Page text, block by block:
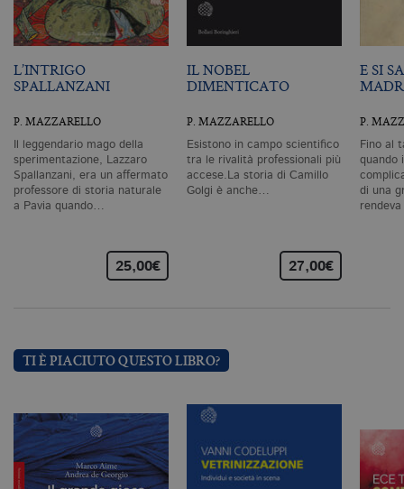
L’INTRIGO
SPALLANZANI
P. MAZZARELLO
Il leggendario mago della
sperimentazione, Lazzaro
Spallanzani, era un affermato
professore di storia naturale
a Pavia quando…
25,00€
IL NOBEL
DIMENTICATO
P. MAZZARELLO
Esistono in campo scientifico
tra le rivalità professionali più
accese.La storia di Camillo
Golgi è anche…
27,00€
E SI
P.
Fino al
quando
di una
TI È PIACIUTO QUESTO LIBRO?
sito Web non può essere utilizzato
correttamente senza i cookie
strettamente necessari. Col rispetto
cookie analitici sono equiparati ai
tecnici e dunque non necessitano del
Dominio Scadenza
CookieScriptConsent
.bollatiboringhieri.it 1 mese